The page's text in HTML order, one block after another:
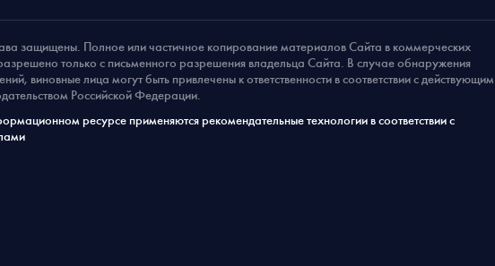
защищены. Полное или частичное копирование материалов Сайта в коммерческих
только с письменного разрешения владельца Сайта. В случае обнаружения
виновные лица могут быть привлечены к ответственности в соответствии с действующим
Российской Федерации.
ресурсе применяются рекомендательные технологии в соответствии с